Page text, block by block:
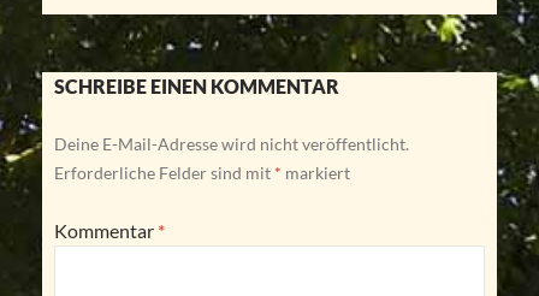
SCHREIBE EINEN KOMMENTAR
Deine E-Mail-Adresse wird nicht veröffentlicht.
Erforderliche Felder sind mit * markiert
Kommentar *